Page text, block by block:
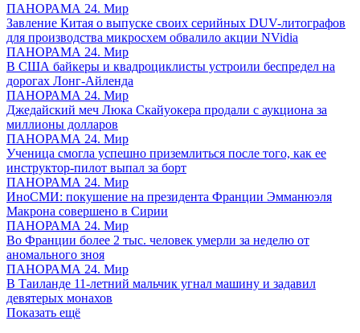
ПАНОРАМА 24. Мир
Завление Китая о выпуске своих серийных DUV-литографов
для производства микросхем обвалило акции NVidia
ПАНОРАМА 24. Мир
В США байкеры и квадроциклисты устроили беспредел на
дорогах Лонг-Айленда
ПАНОРАМА 24. Мир
Джедайский меч Люка Скайуокера продали с аукциона за
миллионы долларов
ПАНОРАМА 24. Мир
Ученица смогла успешно приземлиться после того, как ее
инструктор-пилот выпал за борт
ПАНОРАМА 24. Мир
ИноСМИ: покушение на президента Франции Эмманюэля
Макрона совершено в Сирии
ПАНОРАМА 24. Мир
Во Франции более 2 тыс. человек умерли за неделю от
аномального зноя
ПАНОРАМА 24. Мир
В Таиланде 11-летний мальчик угнал машину и задавил
девятерых монахов
Показать ещё